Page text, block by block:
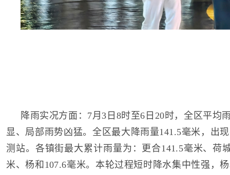
降雨实况方面：7月3日8时至6日20时，全区平均
显、局部雨势凶猛。全区最大降雨量141.5毫米，出
测站。各镇街最大累计雨量为：更合141.5毫米、荷
米、杨和107.6毫米。本轮过程短时降水集中性强，